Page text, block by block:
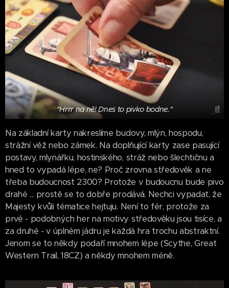
"Hrrr na ně! Dnes to pivko bodne."
Na základní karty nakreslíme budovy, mlýn, hospodu,
strážní věž nebo zámek. Na doplňující karty zase pasující
postavy, mlynářku, hostinského, stráž nebo šlechtičnu a
hned to vypadá lépe, ne? Proč zrovna středověk a ne
třeba budoucnost 2300? Protože v budoucnu bude pivo
drahé ... prostě se to dobře prodává. Nechci vypadat, že
Majesty kvůli tématice hejtuju. Není to fér, protože za
prvé - podobných her na motivy středověku jsou tisíce, a
za druhé - v úplném jádru je každá hra trochu abstraktní.
Jenom se to někdy podaří mnohem lépe (Scythe, Great
Western Trail, 18CZ) a někdy mnohem méně.